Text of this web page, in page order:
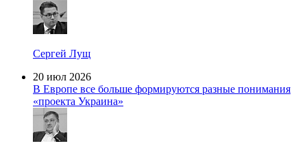
Сергей Лущ
20 июл 2026
В Европе все больше формируются разные понимания
«проекта Украина»